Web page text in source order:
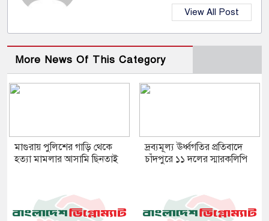
View All Post
More News Of This Category
মাগুরায় পুলিশের গাড়ি থেকে
হত্যা মামলার আসামি ছিনতাই
দ্রব্যমূল্য ঊর্ধ্বগতির প্রতিবাদে
চাঁদপুরে ১১ দলের স্মারকলিপি